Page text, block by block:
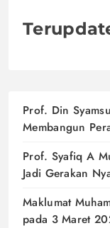
Prof. Din
Membangun
Prof. Syafiq A
Jadi Gerakan
Maklumat
pada 3 Maret